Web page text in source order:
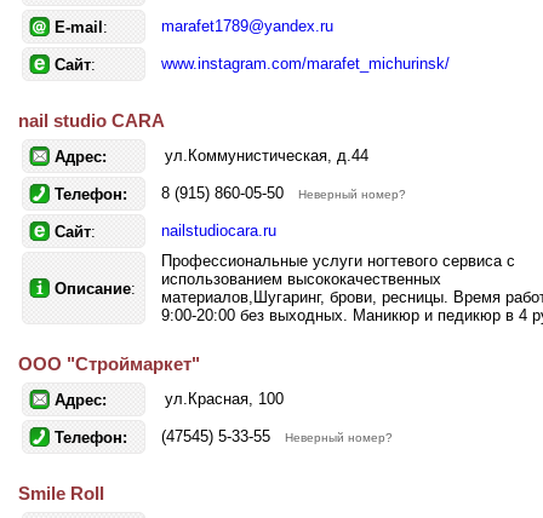
E-mail : marafet1789@yandex.ru
Сайт: www.instagram.com/marafet_michurinsk/
nail studio CARA
Адрес: ул.Коммунистическая, д.44
Телефон: 8 (915) 860-05-50 Неверный номер?
Сайт: nailstudiocara.ru
Описание:
Профессиональные услуги ногтевого сервиса с
использованием высококачественных
материалов,Шугаринг, брови, ресницы. Время
9:00-20:00 без выходных. Маникюр и педикюр в 4
OOO "Строймаркет"
Адрес: ул.Красная, 100
Телефон: (47545) 5-33-55 Неверный номер?
Smile Roll